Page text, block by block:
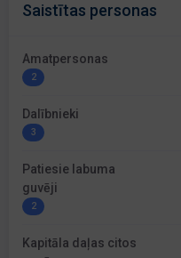
Saistītas personas
Amatpersonas
2
Dalībnieki
3
Patiesie labuma
guvēji
2
Kapitāla daļas citos